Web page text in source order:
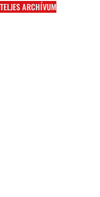
TELJES ARCHÍVUM